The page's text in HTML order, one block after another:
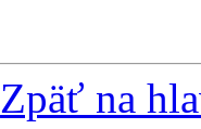
Zpäť na